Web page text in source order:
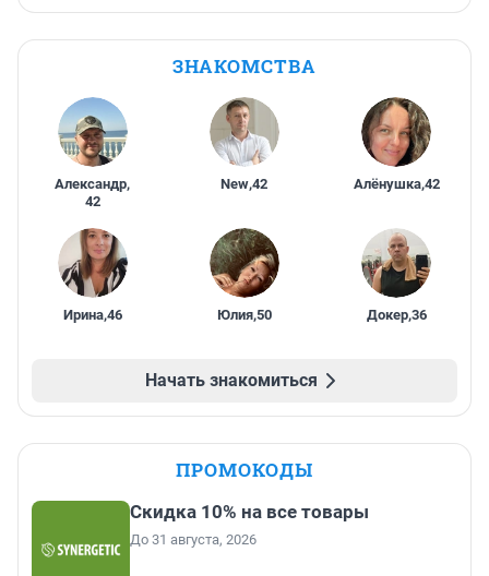
ЗНАКОМСТВА
Александр,
42
New,42 Алёнушка,42
Ирина,46 Юлия,50 Докер,36
Начать знакомиться
ПРОМОКОДЫ
Скидка 10% на все товары
До 31 августа, 2026